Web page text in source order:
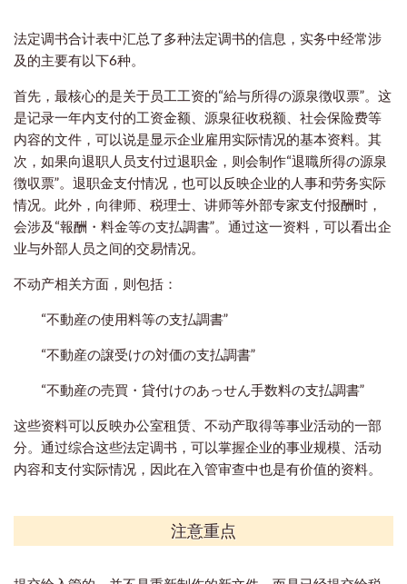
法定调书合计表中汇总了多种法定调书的信息，实务中经常涉
及的主要有以下6种。
首先，最核心的是关于员工工资的“給与所得の源泉徴収票”。这
是记录一年内支付的工资金额、源泉征收税额、社会保险费等
内容的文件，可以说是显示企业雇用实际情况的基本资料。其
次，如果向退职人员支付过退职金，则会制作“退職所得の源泉
徴収票”。退职金支付情况，也可以反映企业的人事和劳务实际
情况。此外，向律师、税理士、讲师等外部专家支付报酬时，
会涉及“報酬・料金等の支払調書”。通过这一资料，可以看出企
业与外部人员之间的交易情况。
不动产相关方面，则包括：
“不動産の使用料等の支払調書”
“不動産の譲受けの対価の支払調書”
“不動産の売買・貸付けのあっせん手数料の支払調書”
这些资料可以反映办公室租赁、不动产取得等事业活动的一部
分。通过综合这些法定调书，可以掌握企业的事业规模、活动
内容和支付实际情况，因此在入管审查中也是有价值的资料。
注意重点